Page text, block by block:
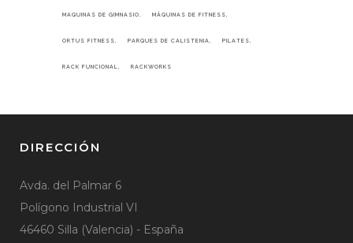
MAQUINAS DE GIMNASIO MÁQUINAS DE FITNESS
ORTUS FITNESS PARQUES DE CALISTENIA PILATES
RACK FUNCIONAL RACKWORKS
DIRECCIÓN
Avda. del Palmar 6
Polígono Industrial VI
46460 Silla (Valencia) - España